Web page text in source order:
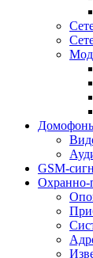
GSM-
Охранно-